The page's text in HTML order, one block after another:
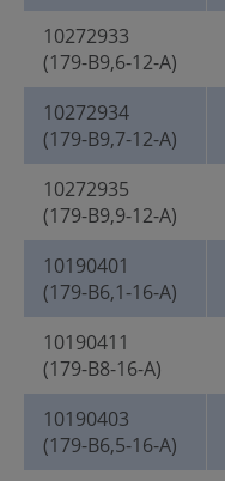
10272933
(179-B9,6-12-A)
10272934
(179-B9,7-12-A)
10272935
(179-B9,9-12-A)
10190401
(179-B6,1-16-A)
10190411
(179-B8-16-A)
10190403
(179-B6,5-16-A)